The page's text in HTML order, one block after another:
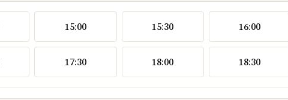
15:00 15:30 16:00
17:30 18:00 18:30